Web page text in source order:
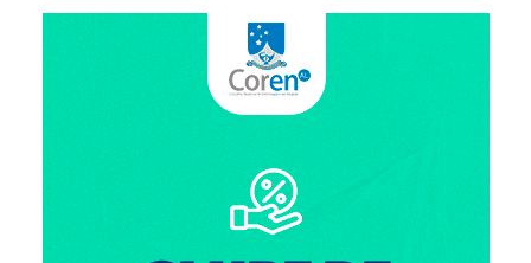
Eleições Anteriores
Agenda do presidente